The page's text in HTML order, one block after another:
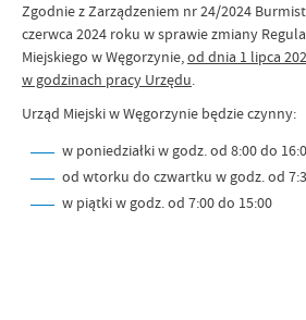
Zgodnie z Zarządzeniem nr 24/2024
czerwca 2024 roku w sprawie zmiany
Miejskiego w Węgorzynie,od dnia 1 lipca
w godzinach pracy Urzędu.
Urząd Miejski w Węgorzynie będzie czynny:
w poniedziałki w godz. od 8:00 do
od wtorku do czwartku w godz. od
w piątki w godz. od 7:00 do 15:00